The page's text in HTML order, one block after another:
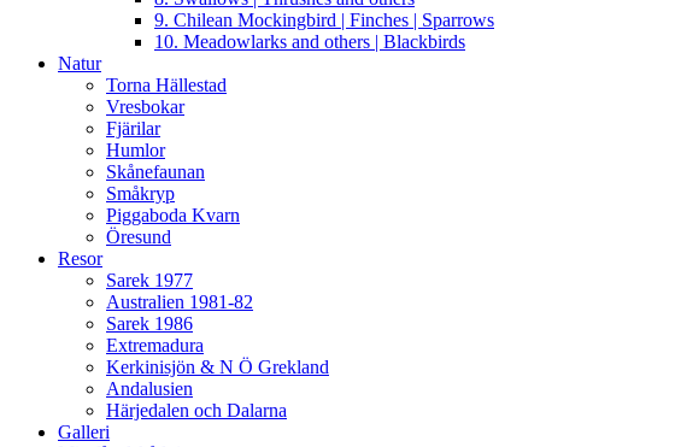
9. Chilean Mockingbird | Finches | Sparrows
10. Meadowlarks and others | Blackbirds
Natur
Torna Hällestad
Vresbokar
Fjärilar
Humlor
Skånefaunan
Småkryp
Piggaboda Kvarn
Öresund
Resor
Sarek 1977
Australien 1981-82
Sarek 1986
Extremadura
Kerkinisjön & N Ö Grekland
Andalusien
Härjedalen och Dalarna
Galleri